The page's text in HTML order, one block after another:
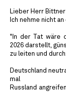
Lieber Herr Bittner
Ich nehme nicht
"In der Tat wäre
2026 darstellt,
zu leiten und
Deutschland
mal
Russland